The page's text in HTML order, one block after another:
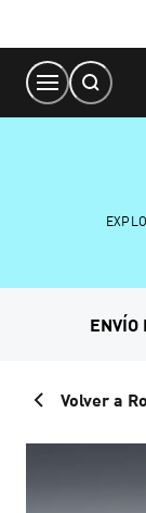
Content
ENVÍO
Volver a